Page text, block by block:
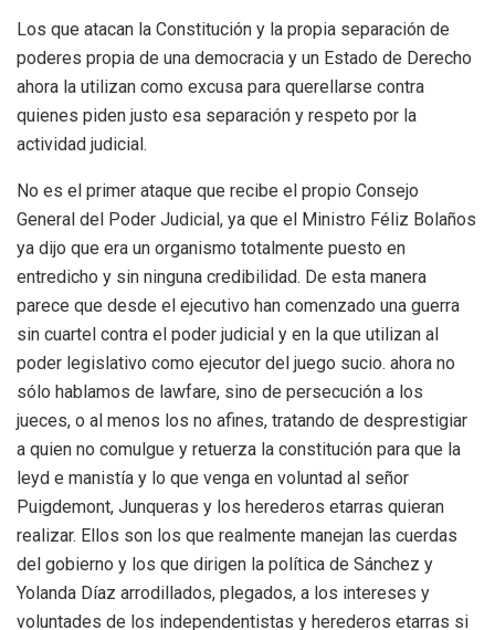
Los que atacan la Constitución y la propia separación de
poderes propia de una democracia y un Estado de Derecho
ahora la utilizan como excusa para querellarse contra
quienes piden justo esa separación y respeto por la
actividad judicial.
No es el primer ataque que recibe el propio Consejo
General del Poder Judicial, ya que el Ministro Féliz Bolaños
ya dijo que era un organismo totalmente puesto en
entredicho y sin ninguna credibilidad. De esta manera
parece que desde el ejecutivo han comenzado una guerra
sin cuartel contra el poder judicial y en la que utilizan al
poder legislativo como ejecutor del juego sucio. ahora no
sólo hablamos de lawfare, sino de persecución a los
jueces, o al menos los no afines, tratando de desprestigiar
a quien no comulgue y retuerza la constitución para que la
leyd e manistía y lo que venga en voluntad al señor
Puigdemont, Junqueras y los herederos etarras quieran
realizar. Ellos son los que realmente manejan las cuerdas
del gobierno y los que dirigen la política de Sánchez y
Yolanda Díaz arrodillados, plegados, a los intereses y
voluntades de los independentistas y herederos etarras si